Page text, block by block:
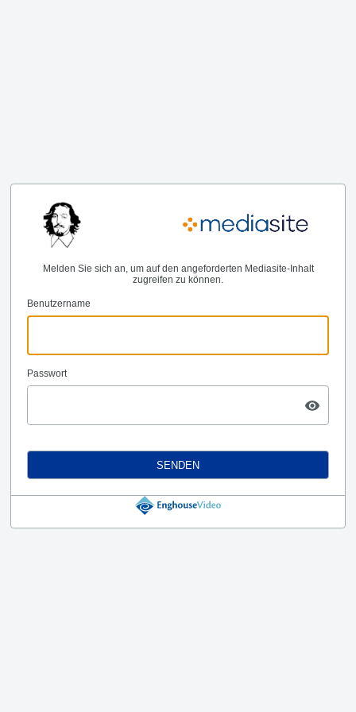
Melden Sie sich an, um auf den angeforderten Mediasite-Inhalt
zugreifen zu können.
Benutzername
Passwort
SENDEN